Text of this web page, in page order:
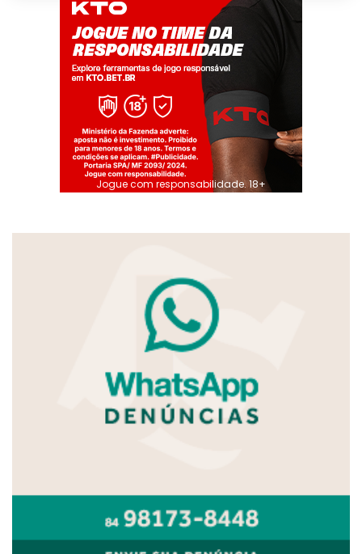
Jogue com responsabilidade. 18+